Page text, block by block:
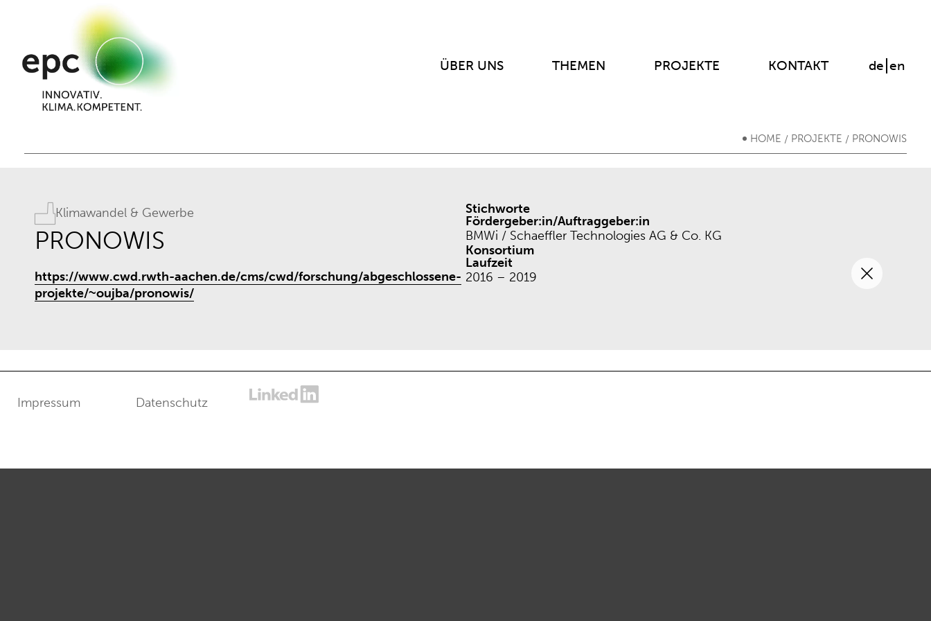
ÜBER UNS THEMEN PROJEKTE KONTAKT de en
HOME / PROJEKTE / PRONOWIS
Klimawandel & Gewerbe
PRONOWIS
https://www.cwd.rwth-aachen.de/cms/cwd/forschung/abgeschlossene-
projekte/~oujba/pronowis/
Stichworte
Fördergeber:in/Auftraggeber:in
BMWi / Schaeffler Technologies AG & Co. KG
Konsortium
Laufzeit
2016 – 2019
Impressum Datenschutz